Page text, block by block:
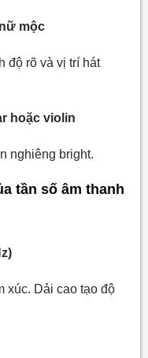
mộc
độ rõ và vị trí hát
hoặc violin
nghiêng bright.
tần số âm thanh
xúc. Dải cao tạo độ